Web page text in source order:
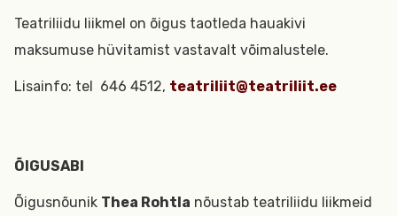
Teatriliidu liikmel on õigus taotleda hauakivi
maksumuse hüvitamist vastavalt võimalustele.
Lisainfo: tel 646 4512, teatriliit@teatriliit.ee
ÕIGUSABI
Õigusnõunik Thea Rohtla nõustab teatriliidu liikmeid